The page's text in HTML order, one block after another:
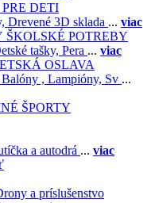
DETI
Drevené 3D sklada ... viac
ŠKOLSKÉ POTREBY
tašky, Pera ... viac
OSLAVA
Balóny , Lampióny, Sv ...
ŠPORTY
a autodrá ... viac
a príslušenstvo